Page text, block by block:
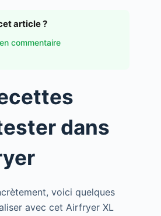
article ?
commentaire
dans
voici quelques
avec cet Airfryer XL